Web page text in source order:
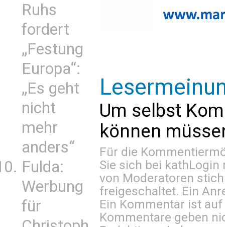
Ruhs
fordert
„Festung
Europa“:
„Es geht
nicht
mehr
anders“
Fulda:
Werbung
für
Um selbst
können
Für die
Sie sich bei kathLogin
von Moderatoren
freigeschaltet. Ein
Ein Kommentar ist
Kommentare geben